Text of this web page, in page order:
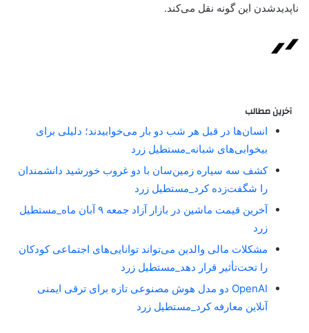
ناپدید‌شدن این گونه نقل می‌کند.
آخرین مطالب
انسان‌ها در قبل هر شب دو بار می‌خوابیدند؛ دلیلی برای
بیخوابی‌های شبانه_مستطیل زرد
کشف سه سیاره زمین‌سان با دو غروب خورشید دانشمندان
را شگفت‌زده کرد_مستطیل زرد
آخرین قیمت ماشین در بازار آزاد جمعه ۹ آبان ماه_مستطیل
زرد
مشکلات مالی والدین می‌تواند توانایی‌های اجتماعی کودکان
را تحت‌تأثیر قرار دهد_مستطیل زرد
OpenAI دو مدل هوش مصنوعی تازه برای ترقی ایمنی
آنلاین معارفه کرد_مستطیل زرد